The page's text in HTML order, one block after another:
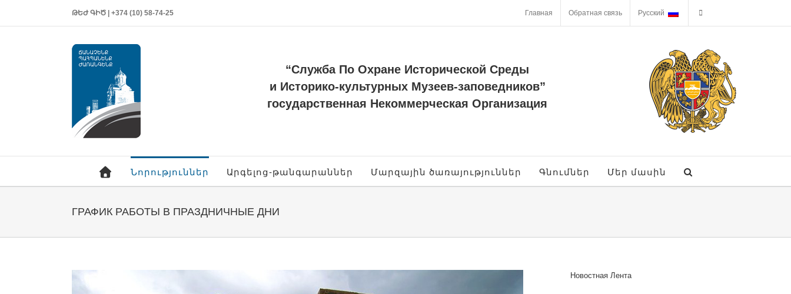
ԹԵԺ ԳԻԾ | +374 (10) 58-74-25 Главная Обратная связь Русский
“Служба По Охране Исторической Среды
и Историко-культурных Музеев-заповедников”
государственная Некоммерческая Организация
Նորություններ Արգելոց-թանգարաններ Մարզային ծառայություններ Գնումներ Մեր մասին
ГРАФИК РАБОТЫ В ПРАЗДНИЧНЫЕ ДНИ
Larger
Новостная Лента